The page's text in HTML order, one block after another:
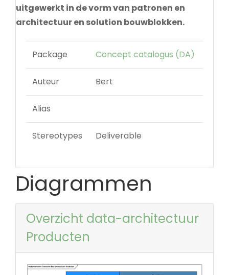
uitgewerkt in de vorm van patronen en
architectuur en solution bouwblokken.
Package Concept catalogus (DA)
Auteur Bert
Alias
Stereotypes Deliverable
Diagrammen
Overzicht data-architectuur
Producten